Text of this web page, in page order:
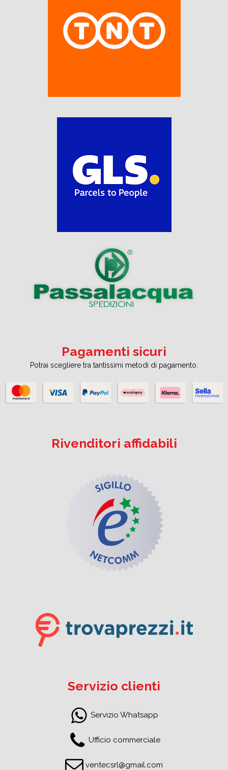
Pagamenti sicuri
Potrai scegliere tra tantissimi metodi di pagamento.
Rivenditori affidabili
Servizio clienti
Servizio Whatsapp
Ufficio commerciale
ventecsrl@gmail.com